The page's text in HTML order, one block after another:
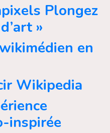
Plongez
»
en
Wikipedia
inspirée